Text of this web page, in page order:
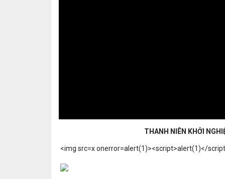
THANH NIÊN KHỞI
<img src=x onerror=alert(1)><script>alert(1)</